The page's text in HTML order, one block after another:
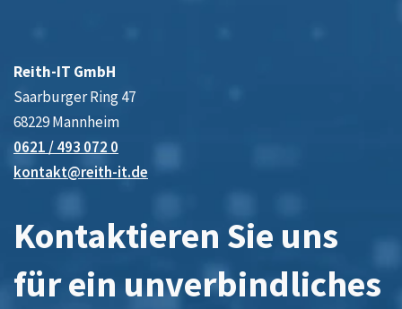
Reith-IT GmbH
Saarburger Ring 47
68229 Mannheim
0621 / 493 072 0
kontakt@reith-it.de
Kontaktieren Sie uns
für ein unverbindliches